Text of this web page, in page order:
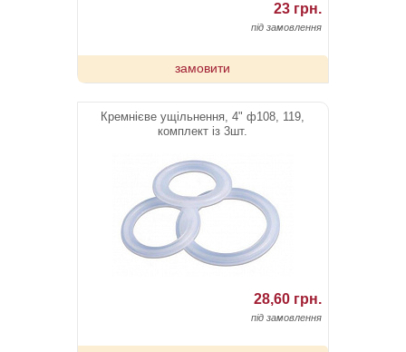
23 грн.
під замовлення
замовити
Кремнієве ущільнення, 4" ф108, 119,
комплект із 3шт.
28,60 грн.
під замовлення